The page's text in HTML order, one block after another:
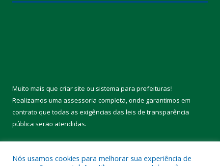
Muito mais que criar site ou sistema para prefeituras!
Realizamos uma assessoria completa, onde garantimos em
contrato que todas as exigências das leis de transparência
pública serão atendidas.
Nós usamos cookies para melhorar sua experiência de